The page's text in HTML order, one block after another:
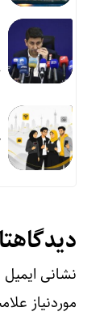
نشانی
موردنیاز